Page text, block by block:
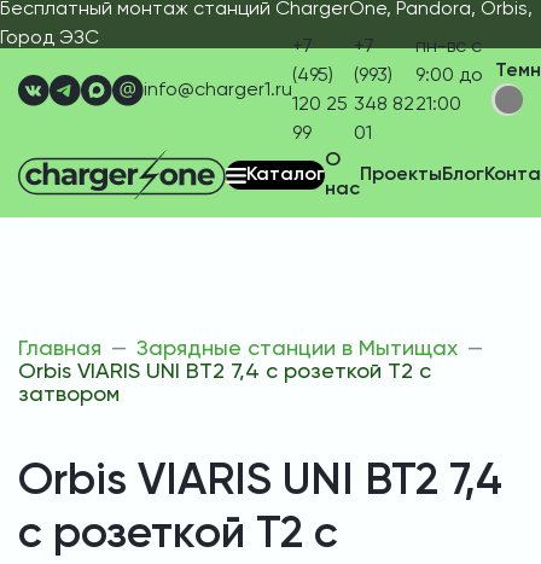
Бесплатный монтаж станций ChargerOne, Pandora, Orbis,
Город ЭЗС
info@charger1.ru
+7
(495)
120 25
99
+7
(993)
348 82
01
пн-вс с
9:00 до
21:00
Каталог
О
нас
ПроектыБлог
Главная
Зарядные станции в Мытищах
Orbis VIARIS UNI BT2 7,4 с розеткой T2 с
затвором
Orbis VIARIS UNI BT2 7,4
с розеткой T2 с